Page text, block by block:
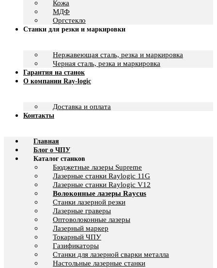
Кожа
МДФ
Оргстекло
Станки для резки и маркировки
Нержавеющая сталь, резка и маркировка
Черная сталь, резка и маркировка
Гарантия на станок
О компании Ray-logic
Доставка и оплата
Контакты
Главная
Блог о ЧПУ
Каталог станков
Бюджетные лазеры Supreme
Лазерные станки Raylogic 11G
Лазерные станки Raylogic V12
Волоконные лазеры Raycus
Станки лазерной резки
Лазерные граверы
Оптоволоконные лазеры
Лазерный маркер
Токарный ЧПУ
Газификаторы
Cтанки для лазерной сварки металла
Настольные лазерные станки